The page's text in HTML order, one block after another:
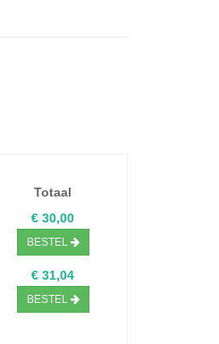
Totaal
€ 30,00
BESTEL
€ 31,04
BESTEL